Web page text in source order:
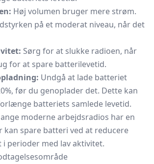
Høj volumen bruger mere strøm.
på et moderat niveau, når det
Sørg for at slukke radioen, når
for at spare batterilevetid.
Undgå at lade batteriet
før du genoplader det. Dette kan
batteriets samlede levetid.
moderne arbejdsradios har en
kan spare batteri ved at reducere
perioder med lav aktivitet.